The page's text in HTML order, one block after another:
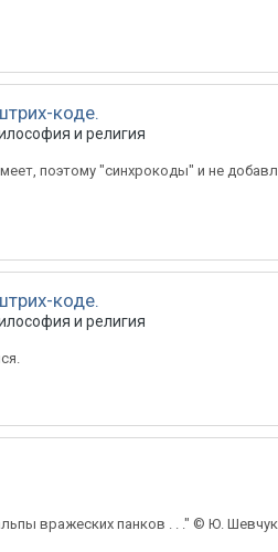
коде.
и религия
поэтому "синхрокоды" и не
коде.
и религия
вражеских панков . . ." © Ю. Шевчук